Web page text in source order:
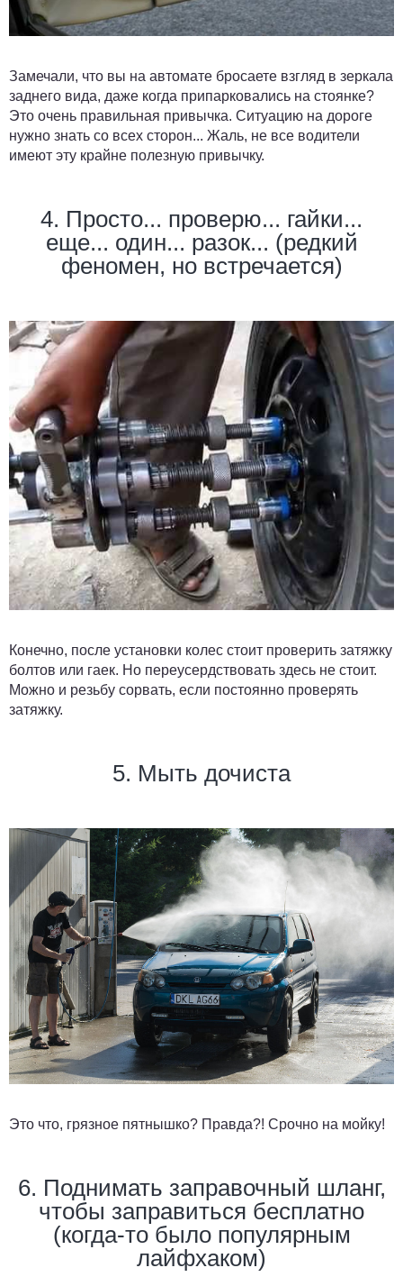
Замечали, что вы на автомате бросаете взгляд в зеркала
заднего вида, даже когда припарковались на стоянке?
Это очень правильная привычка. Ситуацию на дороге
нужно знать со всех сторон... Жаль, не все водители
имеют эту крайне полезную привычку.
4. Просто... проверю... гайки...
еще... один... разок... (редкий
феномен, но встречается)
Конечно, после установки колес стоит проверить затяжку
болтов или гаек. Но переусердствовать здесь не стоит.
Можно и резьбу сорвать, если постоянно проверять
затяжку.
5. Мыть дочиста
Это что, грязное пятнышко? Правда?! Срочно на мойку!
6. Поднимать заправочный шланг,
чтобы заправиться бесплатно
(когда-то было популярным
лайфхаком)